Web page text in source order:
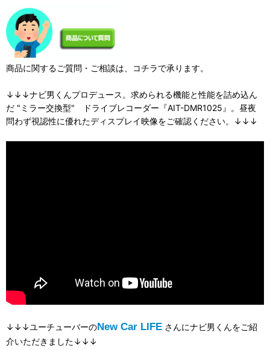
商品に関するご質問・ご相談は、コチラで承ります。
↓↓↓ナビ男くんプロデュース。求められる機能と性能を詰め込ん
だ "ミラー交換型" ドライブレコーダー『AIT-DMR1025』。昼夜
問わず視認性に優れたディスプレイ映像をご確認ください。↓↓↓
↓↓↓ユーチューバーのNew Car LIFE さんにナビ男くんをご紹
介いただきました↓↓↓